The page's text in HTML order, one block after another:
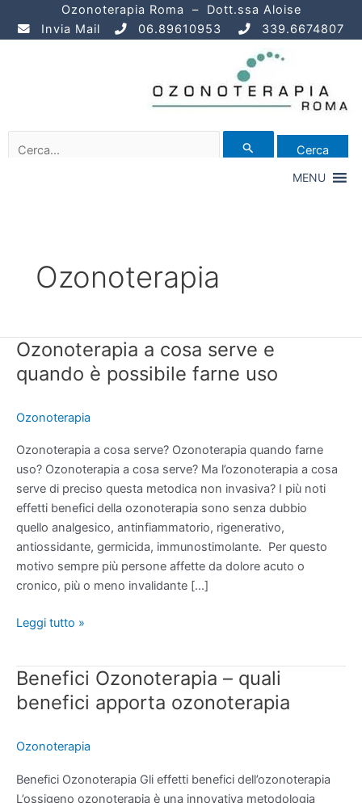
Ozonoterapia Roma – Dott.ssa Aloise
Invia Mail
06.89610953 339.6674807
MENU
Ozonoterapia
Ozonoterapia a cosa serve e
quando è possibile farne uso
Ozonoterapia
Ozonoterapia a cosa serve? Ozonoterapia quando farne
uso? Ozonoterapia a cosa serve? Ma l’ozonoterapia a cosa
serve di preciso questa metodica non invasiva? I più noti
effetti benefici della ozonoterapia sono senza dubbio
quello analgesico, antinfiammatorio, rigenerativo,
antiossidante, germicida, immunostimolante. Per questo
motivo sempre più persone affette da dolore acuto o
cronico, più o meno invalidante […]
Ozonoterapia
cosa
e
quando
possibile
farne
Leggi tutto »
Benefici Ozonoterapia – quali
benefici apporta ozonoterapia
Ozonoterapia
Benefici Ozonoterapia Gli effetti benefici dell’ozonoterapia
L’ossigeno ozonoterapia è una innovativa metodologia
Benefici
Ozonoterapia
–
benefici
apporta
ozonoterapia
Paginazione
articoli